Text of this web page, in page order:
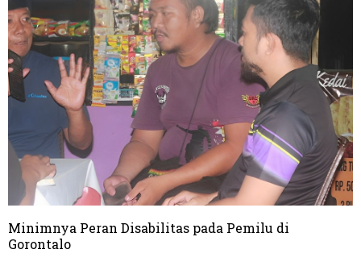
Minimnya Peran Disabilitas pada Pemilu di
Gorontalo